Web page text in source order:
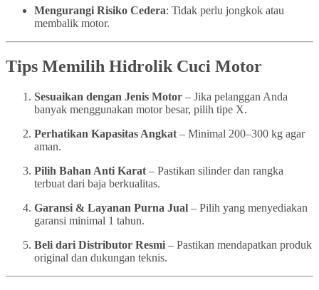
Mengurangi Risiko Cedera: Tidak perlu jongkok atau
membalik motor.
Tips Memilih Hidrolik Cuci Motor
Sesuaikan dengan Jenis Motor – Jika pelanggan Anda
banyak menggunakan motor besar, pilih tipe X.
Perhatikan Kapasitas Angkat – Minimal 200–300 kg agar
aman.
Pilih Bahan Anti Karat – Pastikan silinder dan rangka
terbuat dari baja berkualitas.
Garansi & Layanan Purna Jual – Pilih yang menyediakan
garansi minimal 1 tahun.
Beli dari Distributor Resmi – Pastikan mendapatkan produk
original dan dukungan teknis.